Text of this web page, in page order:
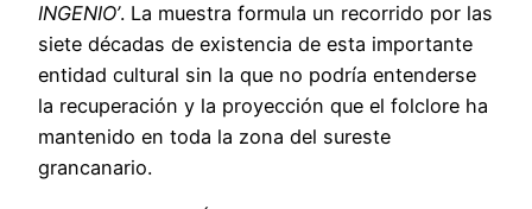
INGENIO’. La muestra formula un recorrido por las
siete décadas de existencia de esta importante
entidad cultural sin la que no podría entenderse
la recuperación y la proyección que el folclore ha
mantenido en toda la zona del sureste
grancanario.